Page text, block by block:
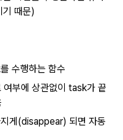
때문)
수행하는 함수
부에 상관없이 task가 끝
게(disappear) 되면 자동